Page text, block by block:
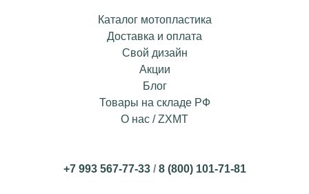
Каталог мотопластика
Доставка и оплата
Свой дизайн
Акции
Блог
Товары на складе РФ
О нас / ZXMT
+7 993 567-77-33/8 (800) 101-71-81